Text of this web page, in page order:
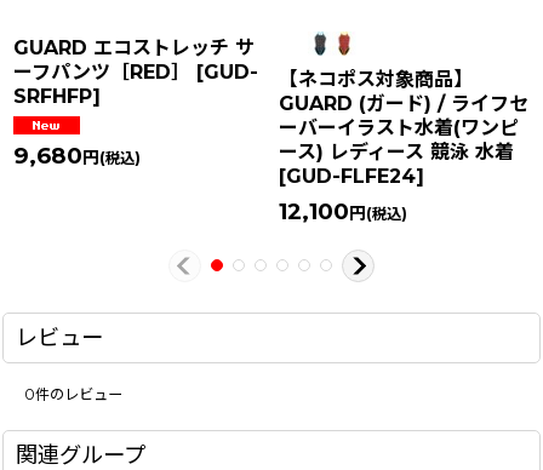
GUARD エコストレッチ サ
ーフパンツ［RED］
[GUD-
SRFHFP]
9,680円(税込)
【ネコポス対象商品】
GUARD (ガード) / ライフセ
ーバーイラスト水着(ワンピ
ース) レディース 競泳 水着
[GUD-FLFE24]
12,100円 (税込)
レビュー
0件のレビュー
関連グループ